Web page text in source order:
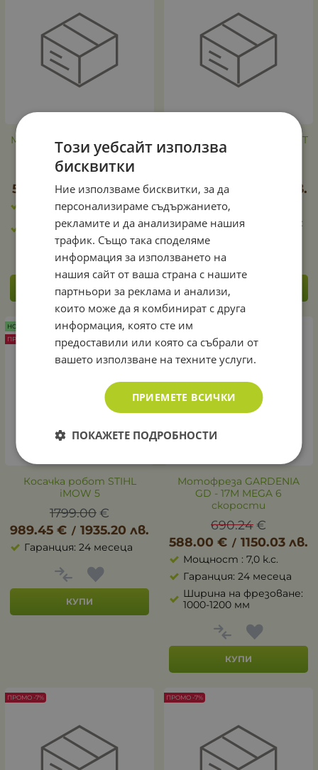
Мотофреза BERTOLINI BT
205 S
638.09€
569.00
€ / 1112.87 лв.
Гаранция: 24 месеца
Ширина на фрезоване:
600 - 850 мм.
КУПИ
Мотофреза BERTOLINI BT
195 S
479.00 € лв.
Гаранция: 24 месеца
Ширина на фрезоване:
82 см.
КУПИ
Косачка робот STIHL
iMOW 5
1799.00€
989.45 € / 1935.20 лв.
Гаранция: 24 месеца
КУПИ
НОВ ПРОДУКТ
ПРОМО -45%
Мотофреза GARDENIA
GD - 17M MEGA 6
скорости
690.24€
588.00 € / 1150.03 лв.
Мощност : 7,0 к.с.
Гаранция: 24 месеца
Ширина на фрезоване:
1000-1200 мм
КУПИ
НОВ ПРОДУКТ
ПРОМО -7% ПРОМО -7%
Този уебсайт използва
бисквитки
Ние използваме бисквитки, за да
персонализираме съдържанието,
рекламите и да анализираме нашия
трафик. Също така споделяме
информация за използването на
нашия сайт от ваша страна с нашите
партньори за реклама и анализи,
които може да я комбинират с друга
информация, която сте им
предоставили или която са събрали от
вашето използване на техните услуги.
ПРИЕМЕТЕ ВСИЧКИ
ПОКАЖЕТЕ ПОДРОБНОСТИ